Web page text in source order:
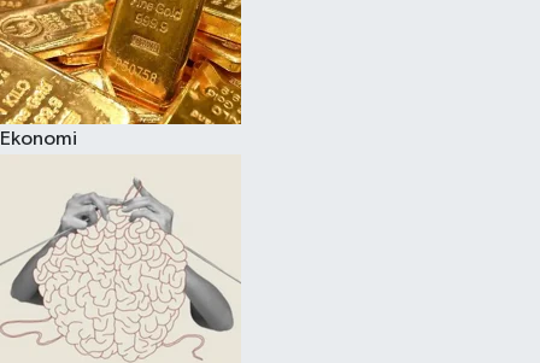
Ekonomi